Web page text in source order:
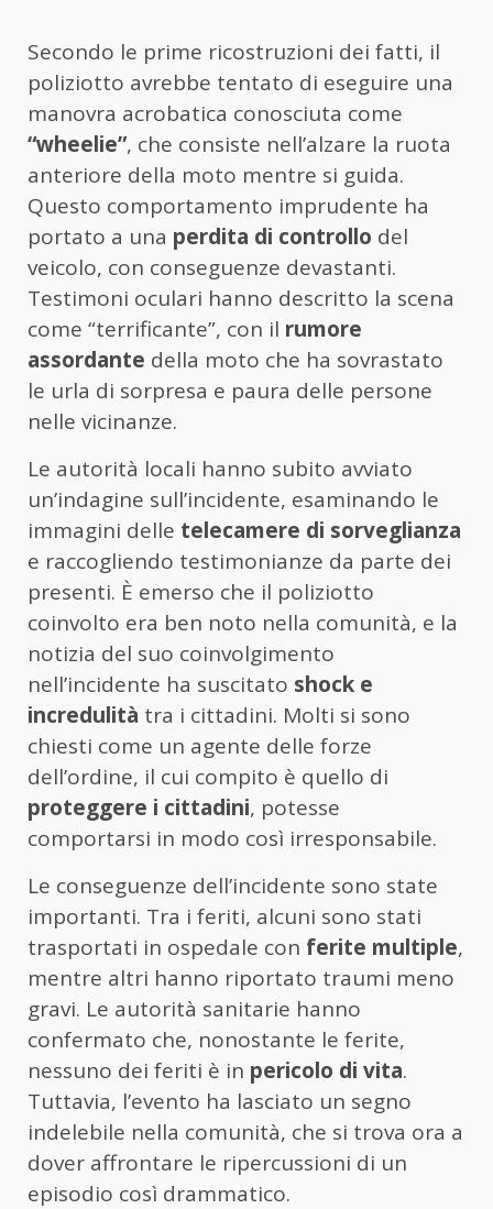
Secondo le prime ricostruzioni dei fatti, il
poliziotto avrebbe tentato di eseguire una
manovra acrobatica conosciuta come
“wheelie”, che consiste nell’alzare la ruota
anteriore della moto mentre si guida.
Questo comportamento imprudente ha
portato a una perdita di controllo del
veicolo, con conseguenze devastanti.
Testimoni oculari hanno descritto la scena
come “terrificante”, con il rumore
assordante della moto che ha sovrastato
le urla di sorpresa e paura delle persone
nelle vicinanze.
Le autorità locali hanno subito avviato
un’indagine sull’incidente, esaminando le
immagini delle telecamere di sorveglianza
e raccogliendo testimonianze da parte dei
presenti. È emerso che il poliziotto
coinvolto era ben noto nella comunità, e la
notizia del suo coinvolgimento
nell’incidente ha suscitato shock e
incredulità tra i cittadini. Molti si sono
chiesti come un agente delle forze
dell’ordine, il cui compito è quello di
proteggere i cittadini, potesse
comportarsi in modo così irresponsabile.
Le conseguenze dell’incidente sono state
importanti. Tra i feriti, alcuni sono stati
trasportati in ospedale con ferite multiple,
mentre altri hanno riportato traumi meno
gravi. Le autorità sanitarie hanno
confermato che, nonostante le ferite,
nessuno dei feriti è in pericolo di vita.
Tuttavia, l’evento ha lasciato un segno
indelebile nella comunità, che si trova ora a
dover affrontare le ripercussioni di un
episodio così drammatico.